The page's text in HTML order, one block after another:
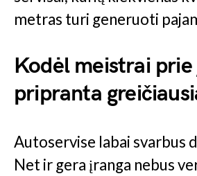
metras turi generuoti
Kodėl meistrai prie
pripranta
Autoservise labai svarbus
Net ir gera įranga nebus